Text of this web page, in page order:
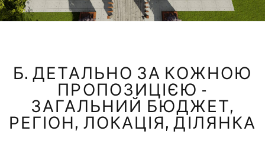
Б. ДЕТАЛЬНО ЗА КОЖНОЮ
ПРОПОЗИЦІЄЮ -
ЗАГАЛЬНИЙ БЮДЖЕТ,
РЕГІОН, ЛОКАЦІЯ, ДІЛЯНКА